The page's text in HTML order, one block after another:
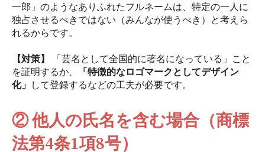
一郎」のようなありふれたフルネームは、特定の一人に
独占させるべきではない（みんなが使うべき）と考えら
れるからです。
【対策】
「芸名として全国的に著名になっている」こと
を証明するか、
「特徴的なロゴマークとしてデザイン
化」 して登録するなどの工夫が必要です。
② 他人の氏名を含む場合（商標
法第4条1項8号）